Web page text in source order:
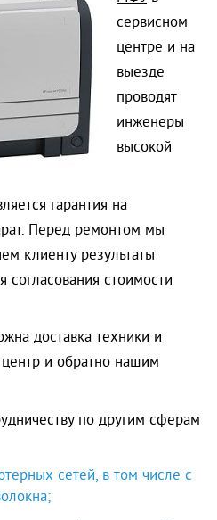
сервисном
центре и на
выезде
проводят
инженеры
высокой
гарантия на
Перед ремонтом мы
клиенту результаты
согласования стоимости
доставка техники и
и обратно нашим
по другим сферам
сетей, в том числе с